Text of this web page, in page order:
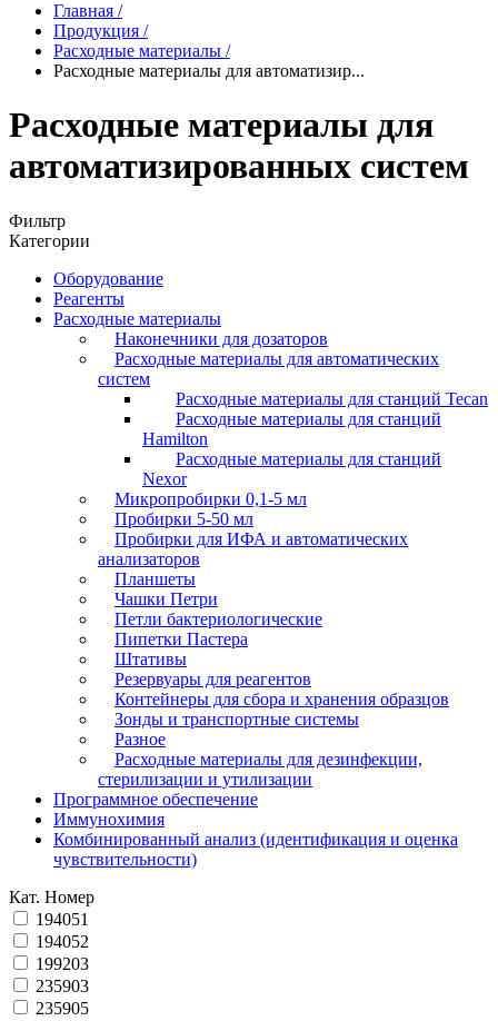
Главная /
Продукция /
Расходные материалы /
Расходные материалы для автоматизир...
Расходные материалы для
автоматизированных систем
Фильтр
Категории
Оборудование
Реагенты
Расходные материалы
Наконечники для дозаторов
Расходные материалы для автоматических
систем
Расходные материалы для станций Tecan
Расходные материалы для станций
Hamilton
Расходные материалы для станций
Nexor
Микропробирки 0,1-5 мл
Пробирки 5-50 мл
Пробирки для ИФА и автоматических
анализаторов
Планшеты
Чашки Петри
Петли бактериологические
Пипетки Пастера
Штативы
Резервуары для реагентов
Контейнеры для сбора и хранения образцов
Зонды и транспортные системы
Разное
Расходные материалы для дезинфекции,
стерилизации и утилизации
Программное обеспечение
Иммунохимия
Комбинированный анализ (идентификация и оценка
чувствительности)
Кат. Номер
194051
194052
199203
235903
235905